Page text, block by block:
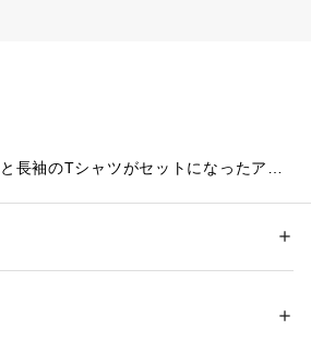
長袖のTシャツがセットになったアイ
袖Tシャツにチェック柄のキャミソー
）綿100% （リブ）綿95% ポリウレタン5%